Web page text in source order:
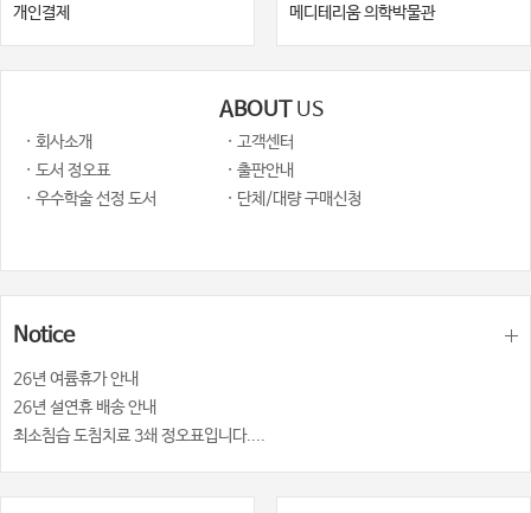
개인결제 메디테리움 의학박물관
ABOUTUS
· 회사소개
· 고객센터
· 도서 정오표
· 출판안내
· 우수학술 선정 도서
· 단체/대량 구매신청
Notice
26년 여륨휴가 안내
26년 설연휴 배송 안내
최소침습 도침치료 3쇄 정오표입니다....